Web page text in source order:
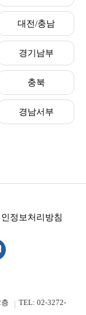
대전/충남
경기남부
충북
경남서부
인정보처리방침
TEL: 02-3272-